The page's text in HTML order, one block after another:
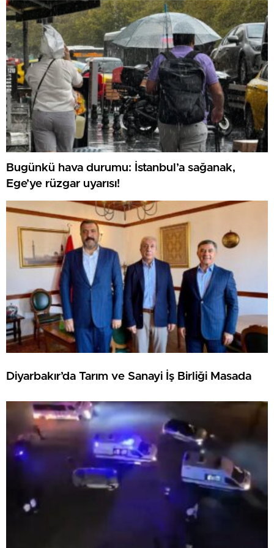
Bugünkü hava durumu: İstanbul’a sağanak,
Ege’ye rüzgar uyarısı!
Diyarbakır’da Tarım ve Sanayi İş Birliği Masada